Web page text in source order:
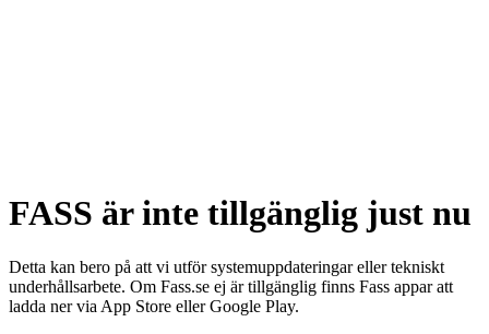
FASS är inte tillgänglig just nu
Detta kan bero på att vi utför systemuppdateringar eller tekniskt
underhållsarbete. Om Fass.se ej är tillgänglig finns Fass appar att
ladda ner via App Store eller Google Play.